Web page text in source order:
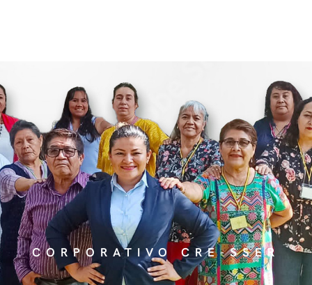
RECLUTAMIENTO
MASIVO
Dotamos a tu empresa de
operadores o ayudantes en
tiempo record
CORPORATIVO CRE-SSER